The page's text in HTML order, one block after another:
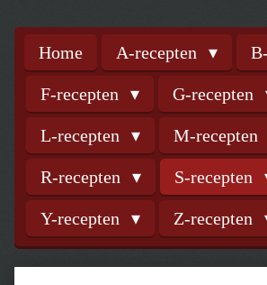
Home A-recepten
F-recepten G-recepten
L-recepten M-recepten
R-recepten S-recepten
Y-recepten Z-recepten